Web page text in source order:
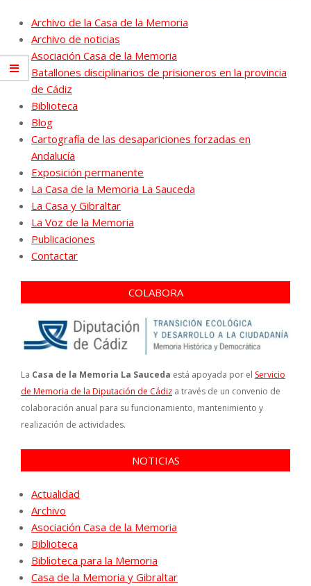
Archivo de la Casa de la Memoria
Archivo de noticias
Asociación Casa de la Memoria
Batallones disciplinarios de prisioneros en la provincia
de Cádiz
Biblioteca
Blog
Cartografía de las desapariciones forzadas en
Andalucía
Exposición permanente
La Casa de la Memoria La Sauceda
La Casa y Gibraltar
La Voz de la Memoria
Publicaciones
Contactar
COLABORA
La Casa de la Memoria La Sauceda está apoyada por el Servicio
de Memoria de la Diputación de Cádiz a través de un convenio de
colaboración anual para su funcionamiento, mantenimiento y
realización de actividades.
NOTICIAS
Actualidad
Archivo
Asociación Casa de la Memoria
Biblioteca
Biblioteca para la Memoria
Casa de la Memoria y Gibraltar